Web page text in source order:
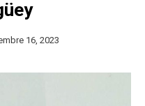
16, 2023